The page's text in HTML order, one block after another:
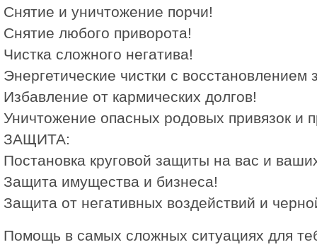
Снятие и уничтожение порчи!
Снятие любого приворота!
Чистка сложного негатива!
Энергетические чистки с восстановлением
Избавление от кармических долгов!
Уничтожение опасных родовых привязок и
ЗАЩИТА:
Постановка круговой защиты на вас и
Защита имущества и бизнеса!
Защита от негативных воздействий и
Помощь в самых сложных ситуациях для